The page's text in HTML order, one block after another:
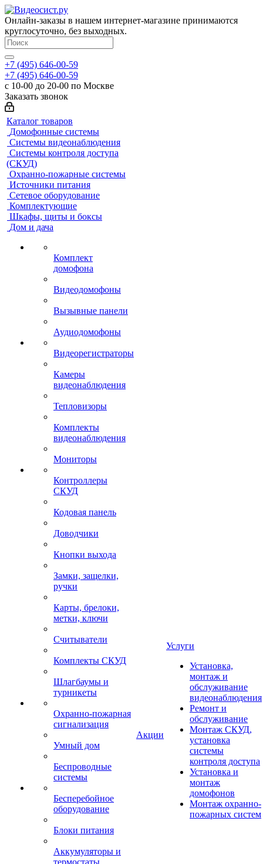
Онлайн-заказы в нашем интернет-магазине принимаются
круглосуточно, без выходных.
+7 (495) 646-00-59
+7 (495) 646-00-59
с 10-00 до 20-00 по Москве
Заказать звонок
Каталог товаров
Домофонные системы
Системы видеонаблюдения
Системы контроля доступа
(СКУД)
Охранно-пожарные системы
Источники питания
Сетевое оборудование
Комплектующие
Шкафы, щиты и боксы
Дом и дача
Комплект
домофона
Видеодомофоны
Вызывные панели
Аудиодомофоны
Видеорегистраторы
Камеры
видеонаблюдения
Тепловизоры
Комплекты
видеонаблюдения
Мониторы
Контроллеры
СКУД
Кодовая панель
Доводчики
Кнопки выхода
Замки, защелки,
ручки
Карты, брелоки,
метки, ключи
Считыватели
Комплекты СКУД
Шлагбаумы и
турникеты
Охранно-пожарная
сигнализация
Умный дом
Беспроводные
системы
Бесперебойное
оборудование
Блоки питания
Аккумуляторы и
термостаты
Акции
Услуги
Установка,
монтаж и
обслуживание
видеонаблюдения
Ремонт и
обслуживание
Монтаж СКУД,
установка
системы
контроля доступа
Установка и
монтаж
домофонов
Монтаж охранно-
пожарных систем